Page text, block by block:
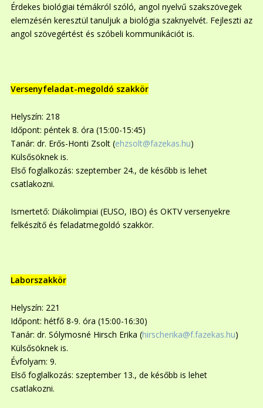
Érdekes biológiai témákról szóló, angol nyelvű szakszövegek
elemzésén keresztül tanuljuk a biológia szaknyelvét. Fejleszti az
angol szövegértést és szóbeli kommunikációt is.
Versenyfeladat-megoldó szakkör
Helyszín: 218
Időpont: péntek 8. óra (15:00-15:45)
Tanár: dr. Erős-Honti Zsolt (ehzsolt@fazekas.hu)
Külsősöknek is.
Első foglalkozás: szeptember 24., de később is lehet
csatlakozni.
Ismertető: Diákolimpiai (EUSO, IBO) és OKTV versenyekre
felkészítő és feladatmegoldó szakkör.
Laborszakkör
Helyszín: 221
Időpont: hétfő 8-9. óra (15:00-16:30)
Tanár: dr. Sólymosné Hirsch Erika (hirscherika@f.fazekas.hu)
Külsősöknek is.
Évfolyam: 9.
Első foglalkozás: szeptember 13., de később is lehet
csatlakozni.